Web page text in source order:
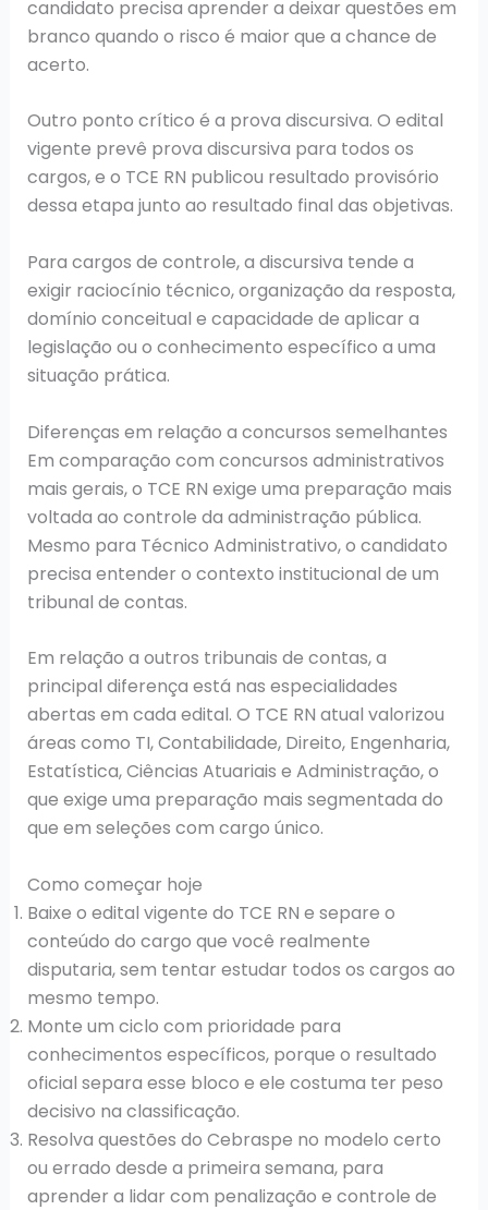
candidato precisa aprender a deixar questões em
branco quando o risco é maior que a chance de
acerto.
Outro ponto crítico é a prova discursiva. O edital
vigente prevê prova discursiva para todos os
cargos, e o TCE RN publicou resultado provisório
dessa etapa junto ao resultado final das objetivas.
Para cargos de controle, a discursiva tende a
exigir raciocínio técnico, organização da resposta,
domínio conceitual e capacidade de aplicar a
legislação ou o conhecimento específico a uma
situação prática.
Diferenças em relação a concursos semelhantes
Em comparação com concursos administrativos
mais gerais, o TCE RN exige uma preparação mais
voltada ao controle da administração pública.
Mesmo para Técnico Administrativo, o candidato
precisa entender o contexto institucional de um
tribunal de contas.
Em relação a outros tribunais de contas, a
principal diferença está nas especialidades
abertas em cada edital. O TCE RN atual valorizou
áreas como TI, Contabilidade, Direito, Engenharia,
Estatística, Ciências Atuariais e Administração, o
que exige uma preparação mais segmentada do
que em seleções com cargo único.
Como começar hoje
Baixe o edital vigente do TCE RN e separe o
conteúdo do cargo que você realmente
disputaria, sem tentar estudar todos os cargos ao
mesmo tempo.
Monte um ciclo com prioridade para
conhecimentos específicos, porque o resultado
oficial separa esse bloco e ele costuma ter peso
decisivo na classificação.
Resolva questões do Cebraspe no modelo certo
ou errado desde a primeira semana, para
aprender a lidar com penalização e controle de